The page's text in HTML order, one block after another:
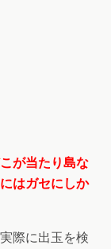
が当たり島な
はガセにしか
際に出玉を検